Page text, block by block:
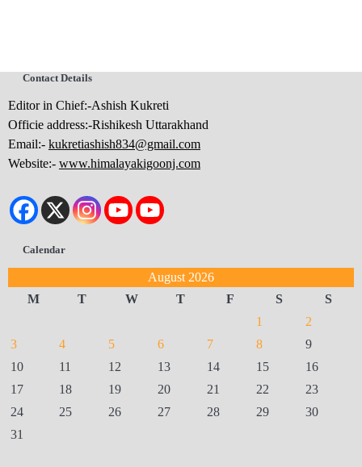
Contact Details
Editor in Chief:-Ashish Kukreti
Officie address:-Rishikesh Uttarakhand
Email:- kukretiashish834@gmail.com
Website:- www.himalayakigoonj.com
Calendar
August 2026
M
T W T F S
S
1
2
3
4 5 6 7 8
9
10
11 12 13 14 15
16
17
18 19 20 21 22
23
24
25 26 27 28 29
30
31